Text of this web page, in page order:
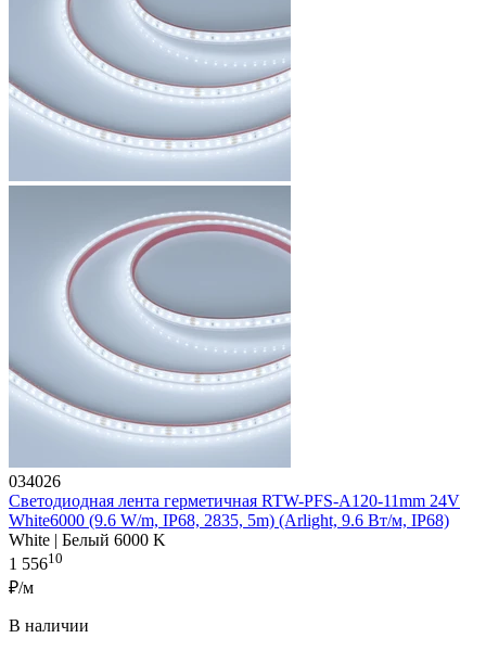
034026
Светодиодная лента герметичная RTW-PFS-A120-11mm 24V
White6000 (9.6 W/m, IP68, 2835, 5m) (Arlight, 9.6 Вт/м, IP68)
White | Белый 6000 K
1 55610
₽/м
В наличии